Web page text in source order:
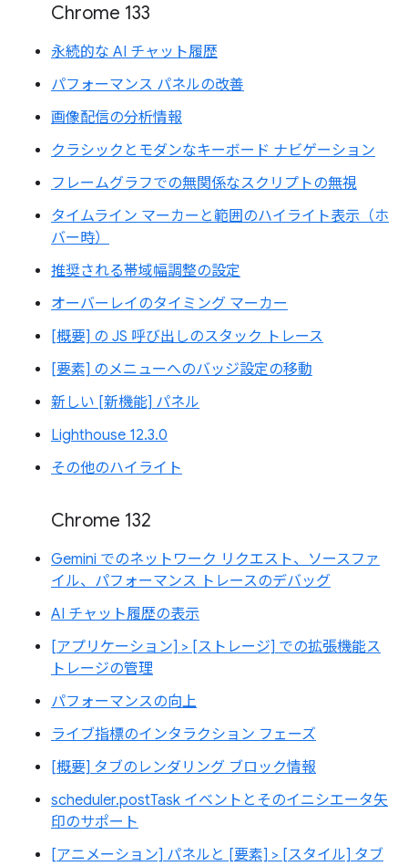
Chrome 133
永続的な AI チャット履歴
パフォーマンス パネルの改善
画像配信の分析情報
クラシックとモダンなキーボード ナビゲーション
フレームグラフでの無関係なスクリプトの無視
タイムライン マーカーと範囲のハイライト表示（ホ
バー時）
推奨される帯域幅調整の設定
オーバーレイのタイミング マーカー
[概要] の JS 呼び出しのスタック トレース
[要素] のメニューへのバッジ設定の移動
新しい [新機能] パネル
Lighthouse 12.3.0
その他のハイライト
Chrome 132
Gemini でのネットワーク リクエスト、ソースファ
イル、パフォーマンス トレースのデバッグ
AI チャット履歴の表示
[アプリケーション] > [ストレージ] での拡張機能ス
トレージの管理
パフォーマンスの向上
ライブ指標のインタラクション フェーズ
[概要] タブのレンダリング ブロック情報
scheduler.postTask イベントとそのイニシエータ矢
印のサポート
[アニメーション] パネルと [要素] > [スタイル] タブ